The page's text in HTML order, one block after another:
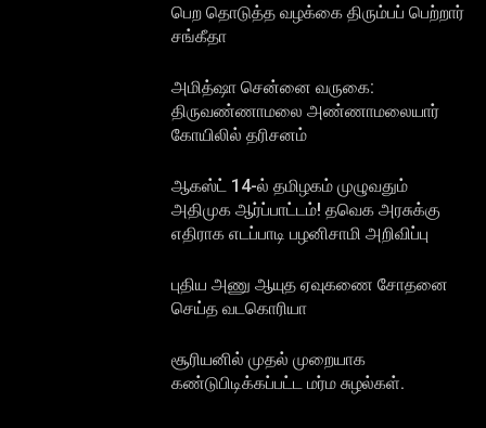
பெற தொடுத்த வழக்கை திரும்பப் பெற்றார்
சங்கீதா
அமித்ஷா சென்னை வருகை:
திருவண்ணாமலை அண்ணாமலையார்
கோயிலில் தரிசனம்
ஆகஸ்ட் 14-ல் தமிழகம் முழுவதும்
அதிமுக ஆர்ப்பாட்டம்! தவெக அரசுக்கு
எதிராக எடப்பாடி பழனிசாமி அறிவிப்பு
புதிய அணு ஆயுத ஏவுகணை சோதனை
செய்த வடகொரியா
சூரியனில் முதல் முறையாக
கண்டுபிடிக்கப்பட்ட மர்ம சுழல்கள்.